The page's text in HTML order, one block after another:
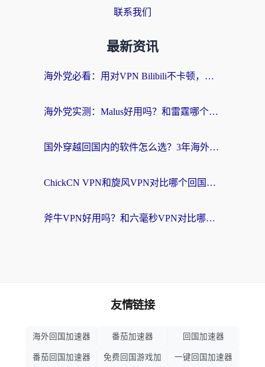
联系我们
最新资讯
海外党必看：用对VPN Bilibili不卡顿，英国玩国内游戏也丝滑——2026回国加速器选择指南
海外党实测：Malus好用吗？和雷霆哪个好？+ 3款热门加速器深度对比
国外穿越回国内的软件怎么选？3年海外党亲测实用指南，告别地域限制
ChickCN VPN和旋风VPN对比哪个回国效果更好？海外党实测回国内网神器指南
斧牛VPN好用吗？和六毫秒VPN对比哪个回国效果更好？海外党亲测实用指南
友情链接
海外回国加速器 番茄加速器 回国加速器
番茄回国加速器
免费回国游戏加
一键回国加速器